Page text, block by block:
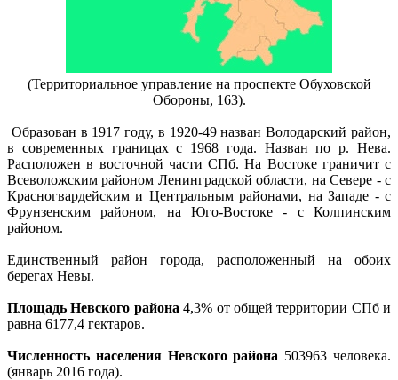
(Территориальное управление на проспекте Обуховской
Обороны, 163).
Образован в 1917 году, в 1920-49 назван Володарский район,
в современных границах с 1968 года. Назван по р. Нева.
Расположен в восточной части СПб. На Востоке граничит с
Всеволожским районом Ленинградской области, на Севере - с
Красногвардейским и Центральным районами, на Западе - с
Фрунзенским районом, на Юго-Востоке - с Колпинским
районом.
Единственный район города, расположенный на обоих
берегах Невы.
Площадь Невского района 4,3% от общей территории СПб и
равна 6177,4 гектаров.
Численность населения Невского района 503963 человека.
(январь 2016 года).